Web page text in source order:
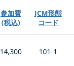
参加費
(税込)
JCM形態
コード
14,300 101-1